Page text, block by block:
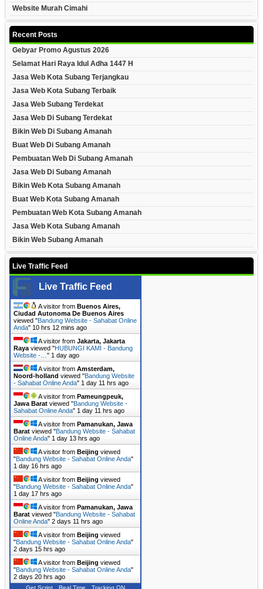
Website Murah Cimahi
Recent Posts
Gebyar Promo Agustus 2026
Selamat Hari Raya Idul Adha 1447 H
Jasa Web Kota Subang Terjangkau
Jasa Web Kota Subang Terbaik
Jasa Web Subang Terdekat
Jasa Web Di Subang Terdekat
Bikin Web Di Subang Amanah
Buat Web Di Subang Amanah
Pembuatan Web Di Subang Amanah
Jasa Web Di Subang Amanah
Bikin Web Kota Subang Amanah
Buat Web Kota Subang Amanah
Pembuatan Web Kota Subang Amanah
Jasa Web Kota Subang Amanah
Bikin Web Subang Amanah
Live Traffic Feed
Live Traffic Feed
A visitor from Buenos Aires,
Ciudad Autonoma De Buenos Aires
viewed "Bandung Website - Sahabat Online
Anda" 10 hrs 12 mins ago
A visitor from Jakarta, Jakarta
Raya viewed "HUBUNGI KAMI - Bandung
Website -… " 1 day ago
A visitor from Amsterdam,
Noord-holland viewed "Bandung Website
- Sahabat Online Anda" 1 day 11 hrs ago
A visitor from Pameungpeuk,
Jawa Barat viewed "Bandung Website -
Sahabat Online Anda" 1 day 11 hrs ago
A visitor from Pamanukan, Jawa
Barat viewed "Bandung Website - Sahabat
Online Anda" 1 day 13 hrs ago
A visitor from Beijing viewed
"Bandung Website - Sahabat Online Anda"
1 day 16 hrs ago
A visitor from Beijing viewed
"Bandung Website - Sahabat Online Anda"
1 day 17 hrs ago
A visitor from Pamanukan, Jawa
Barat viewed "Bandung Website - Sahabat
Online Anda" 2 days 11 hrs ago
A visitor from Beijing viewed
"Bandung Website - Sahabat Online Anda"
2 days 15 hrs ago
A visitor from Beijing viewed
"Bandung Website - Sahabat Online Anda"
2 days 20 hrs ago
Get Script Real Time Tracking ON